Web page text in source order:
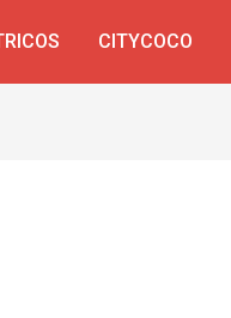
CITYCOCO